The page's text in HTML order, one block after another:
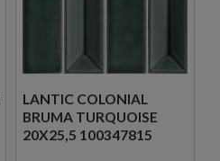
LANTIC COLONIAL
BRUMA TURQUOISE
20X25,5 100347815